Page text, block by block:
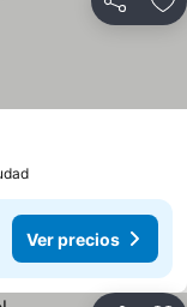
Compartir
Ver precios